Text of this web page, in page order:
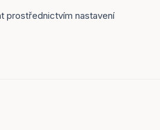
prostřednictvím nastavení